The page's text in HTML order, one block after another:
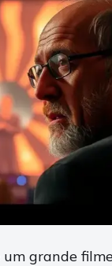
grande